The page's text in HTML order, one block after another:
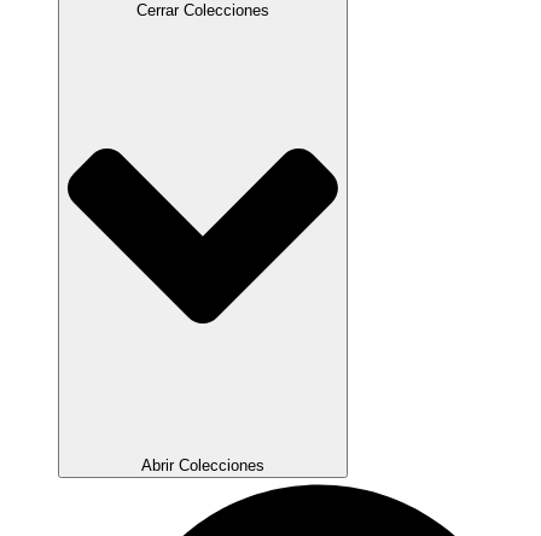
Cerrar Colecciones
Abrir Colecciones